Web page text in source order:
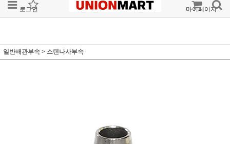
로그인 회원가입 주문조회 마이페이지
일반배관부속 > 스텐나사부속